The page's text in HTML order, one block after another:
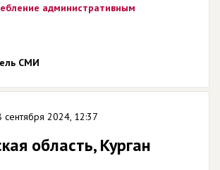
административным
СМИ
сентября 2024, 12:37
область, Курган